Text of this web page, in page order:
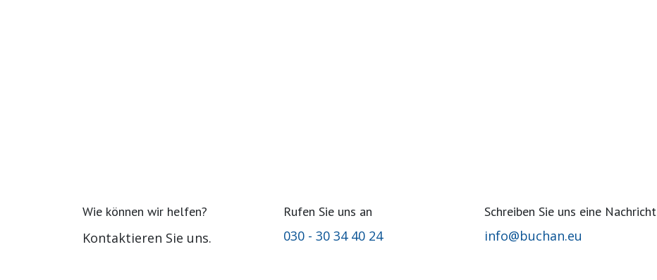
Wie können wir helfen?
Kontaktieren Sie uns.
Rufen Sie uns an
030 - 30 34 40 24​
Schreiben Sie uns eine Nachricht
info@buchan.eu